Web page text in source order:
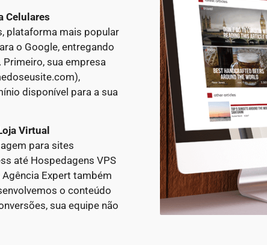
Celulares
plataforma mais popular
o Google, entregando
sua empresa
disponível para a sua
Virtual
para sites
até Hospedagens VPS
Expert também
o conteúdo
sua equipe não